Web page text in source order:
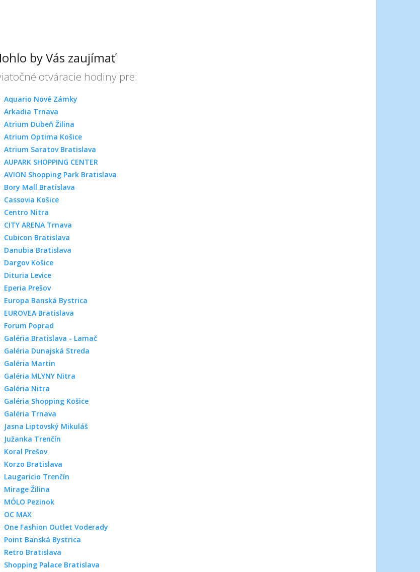
by Vás zaujímať
otváracie hodiny pre:
Aquario Nové Zámky
Arkadia Trnava
Atrium Dubeň Žilina
Atrium Optima Košice
Atrium Saratov Bratislava
AUPARK SHOPPING CENTER
AVION Shopping Park Bratislava
Bory Mall Bratislava
Cassovia Košice
Centro Nitra
CITY ARENA Trnava
Cubicon Bratislava
Danubia Bratislava
Dargov Košice
Dituria Levice
Eperia Prešov
Europa Banská Bystrica
EUROVEA Bratislava
Forum Poprad
Galéria Bratislava - Lamač
Galéria Dunajská Streda
Galéria Martin
Galéria MLYNY Nitra
Galéria Nitra
Galéria Shopping Košice
Galéria Trnava
Jasna Liptovský Mikuláš
Južanka Trenčín
Koral Prešov
Korzo Bratislava
Laugaricio Trenčín
Mirage Žilina
MÓLO Pezinok
OC MAX
One Fashion Outlet Voderady
Point Banská Bystrica
Retro Bratislava
Shopping Palace Bratislava